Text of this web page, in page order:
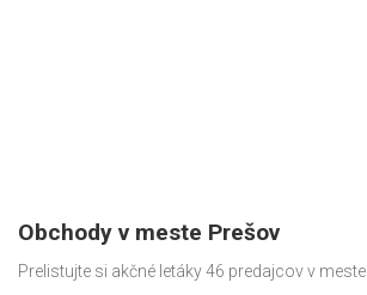
Obchody v meste Prešov
Prelistujte si akčné letáky 46 predajcov v meste